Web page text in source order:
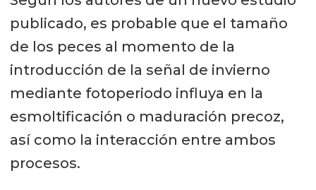
publicado, es probable que el tamaño
de los peces al momento de la
introducción de la señal de invierno
mediante fotoperiodo influya en la
esmoltificación o maduración precoz,
así como la interacción entre ambos
procesos.